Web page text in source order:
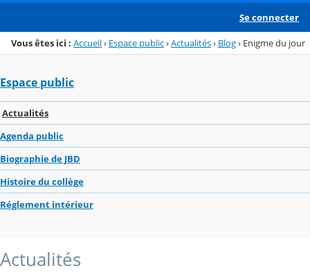
Se connecter
Vous êtes ici : Accueil› Espace public›Actualités› Blog› Enigme du jour
Espace public
Actualités
Agenda public
Biographie de JBD
Histoire du collège
Réglement intérieur
Actualités